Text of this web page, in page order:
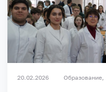
20.02.2026 Образование